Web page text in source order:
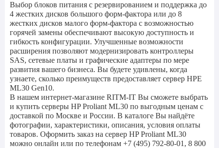
Выбор блоков питания с резервированием и поддержка до
4 жестких дисков большого форм-фактора или до 8
жестких дисков малого форм-фактора с возможностью
горячей замены обеспечивают высокую доступность и
гибкость конфигурации. Улучшенные возможности
расширения позволяют модернизировать контроллеры
SAS, сетевые платы и графические адаптеры по мере
развития вашего бизнеса. Вы будете удивлены, когда
узнаете, сколько преимуществ предоставляет сервер HPE
ML30 Gen10.
В нашем интернет-магазине RITM-IT Вы сможете выбрать
и купить серверы HP Proliant ML30 по выгодным ценам с
доставкой по Москве и России. В каталоге Вы найдёте
фотографии, характеристики, описания, условия оплаты
товаров. Оформить заказ на сервер HP Proliant ML30
можно онлайн или по телефонам +7 (495) 792-80-01, 8 800